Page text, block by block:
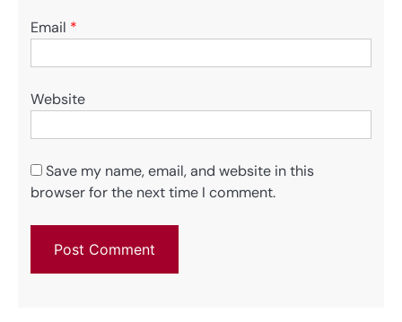
Email *
Website
Save my name, email, and website in this
browser for the next time I comment.